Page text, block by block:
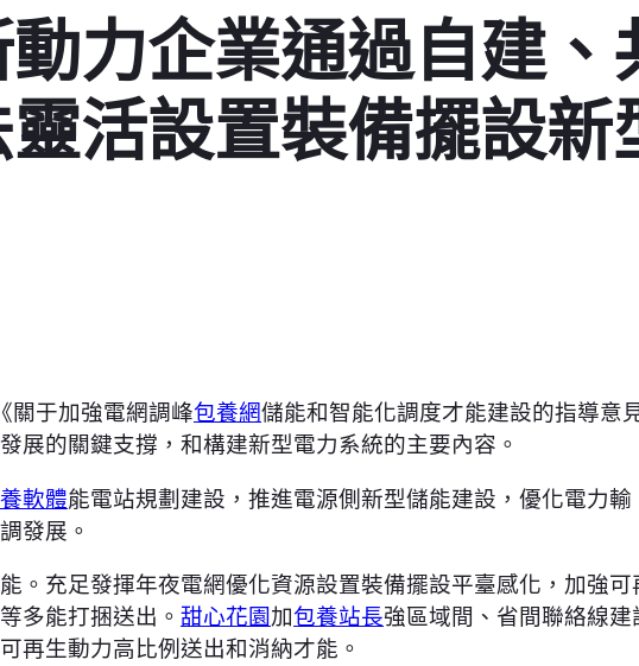
力企業通過自建
活設置裝備擺設新
關于加強電網調峰包養網儲能和智能化調度才能建設的指導意
展的關鍵支撐，和構建新型電力系統的主要內容。
軟體能電站規劃建設，推進電源側新型儲能建設，優化電力
發展。
。充足發揮年夜電網優化資源設置裝備擺設平臺感化，加強
多能打捆送出。 甜心花園加包養站長強區域間、省間聯絡線
再生動力高比例送出和消納才能。